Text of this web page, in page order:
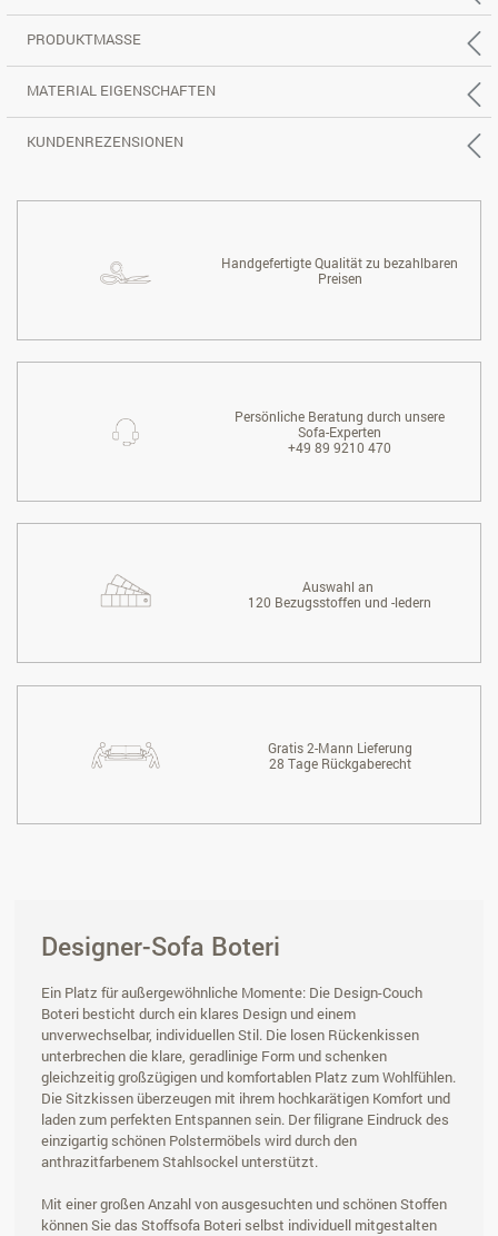
PRODUKTMASSE
MATERIAL EIGENSCHAFTEN
KUNDENREZENSIONEN
Handgefertigte Qualität zu bezahlbaren
Preisen
Persönliche Beratung durch unsere
Sofa-Experten
+49 89 9210 470
Auswahl an
120 Bezugsstoffen und -ledern
Gratis 2-Mann Lieferung
28 Tage Rückgaberecht
Designer-Sofa Boteri
Ein Platz für außergewöhnliche Momente: Die Design-Couch
Boteri besticht durch ein klares Design und einem
unverwechselbar, individuellen Stil. Die losen Rückenkissen
unterbrechen die klare, geradlinige Form und schenken
gleichzeitig großzügigen und komfortablen Platz zum Wohlfühlen.
Die Sitzkissen überzeugen mit ihrem hochkarätigen Komfort und
laden zum perfekten Entspannen sein. Der filigrane Eindruck des
einzigartig schönen Polstermöbels wird durch den
anthrazitfarbenem Stahlsockel unterstützt.
Mit einer großen Anzahl von ausgesuchten und schönen Stoffen
können Sie das Stoffsofa Boteri selbst individuell mitgestalten